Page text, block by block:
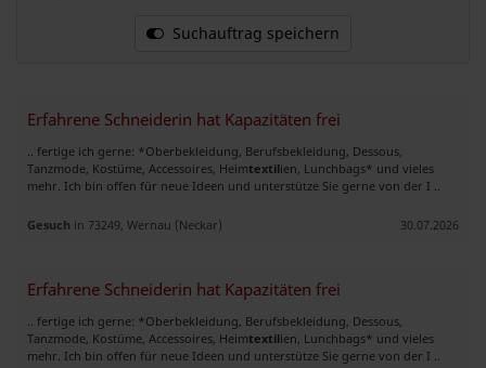
Suchauftrag speichern
Erfahrene Schneiderin hat Kapazitäten frei
.. fertige ich gerne: *Oberbekleidung, Berufsbekleidung, Dessous,
Tanzmode, Kostüme, Accessoires, Heimtextilien, Lunchbags* und vieles
mehr. Ich bin offen für neue Ideen und unterstütze Sie gerne von der I ..
Gesuch in 73249, Wernau (Neckar) 30.07.2026
Erfahrene Schneiderin hat Kapazitäten frei
.. fertige ich gerne: *Oberbekleidung, Berufsbekleidung, Dessous,
Tanzmode, Kostüme, Accessoires, Heimtextilien, Lunchbags* und vieles
mehr. Ich bin offen für neue Ideen und unterstütze Sie gerne von der I ..